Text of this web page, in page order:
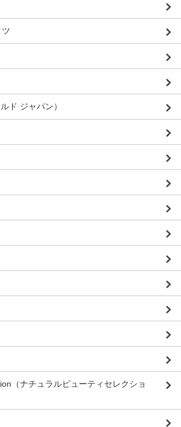
ド ジャパン）
（ナチュラルビューティセレクショ